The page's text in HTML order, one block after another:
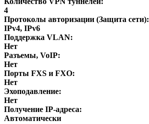
4
Протоколы авторизации (Защита сети):
IPv4, IPv6
Поддержка VLAN:
Нет
Разъемы, VoIP:
Нет
Порты FXS и FXO:
Нет
Эхоподавление:
Нет
Получение IP-адреса:
Автоматически